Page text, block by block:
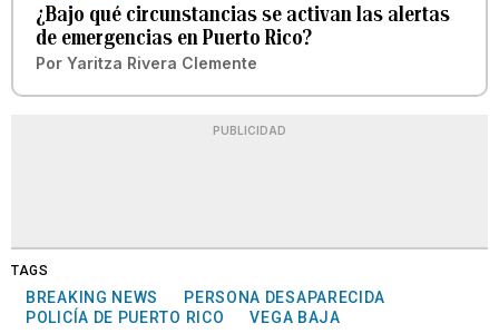
¿Bajo qué circunstancias se activan las alertas
de emergencias en Puerto Rico?
Por Yaritza Rivera Clemente
PUBLICIDAD
TAGS
BREAKING NEWS
PERSONA DESAPARECIDA
POLICÍA DE PUERTO RICO
VEGA BAJA